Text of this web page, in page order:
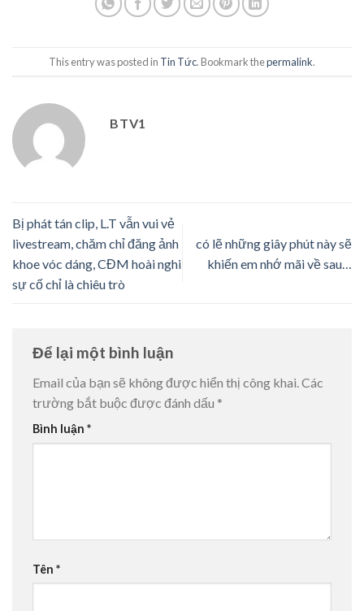
This entry was posted in Tin Tức. Bookmark thepermalink.
BTV1
Bị phát tán clip, L.T vẫn vui vẻ
livestream, chăm chỉ đăng ảnh
khoe vóc dáng, CĐM hoài nghi
sự cố chỉ là chiêu trò
có lẽ những giây phút này sẽ
khiến em nhớ mãi về sau…
Để lại một bình luận
Email của bạn sẽ không được hiển thị công khai.Các
trường bắt buộc được đánh dấu *
Bình luận *
Tên *